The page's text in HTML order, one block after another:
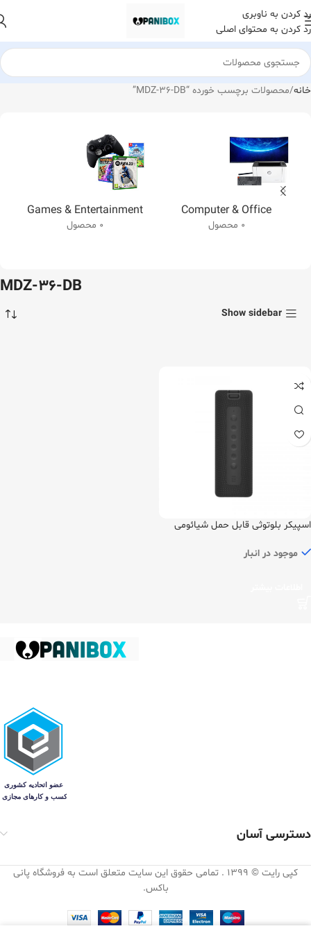
رد کردن به ناوبری
رد کردن به محتوای اصلی
خانه محصولات برچسب خورده “MDZ-36-DB”
Computer & Office
0 محصول
Games & Entertainment
0 محصول
MDZ-36-DB
Show sidebar
اسپیکر بلوتوثی قابل حمل شیائومی
موجود در انبار
دسترسی آسان
کپی رایت © 1399 . تمامی حقوق این سایت متعلق است به فروشگاه پانی
باکس.